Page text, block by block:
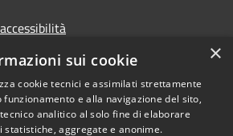
×
sui cookie
cookie tecnici e assimilati strettamente
e alla navigazione del sito,
analitico al solo fine di elaborare
statistiche, aggregate e anonime.